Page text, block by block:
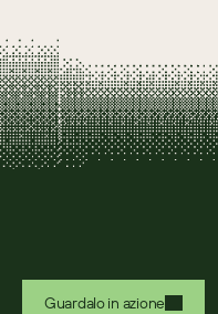
Guardalo in azione